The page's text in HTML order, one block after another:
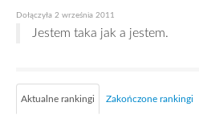
Dołączyła 2 września 2011
Jestem taka jak a jestem.
Aktualne rankingi Zakończone rankingi